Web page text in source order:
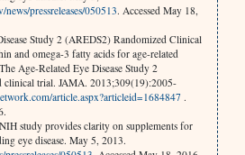
pressreleases/050513. Accessed May 18,
Study 2 (AREDS2) Randomized Clinical
and omega-3 fatty acids for age-related
Age-Related Eye Disease Study 2
clinical trial. JAMA. 2013;309(19):2005-
article.aspx?articleid=1684847 .
study provides clarity on supplements for
eye disease. May 5, 2013.